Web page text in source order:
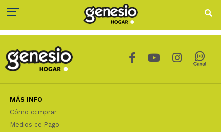
MÁS INFO
Cómo comprar
Medios de Pago